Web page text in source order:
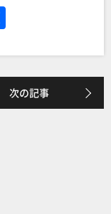
次の記事